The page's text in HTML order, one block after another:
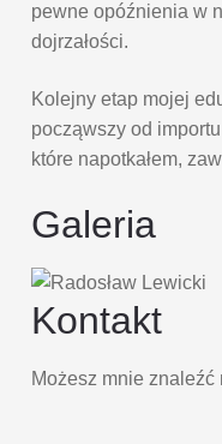
pewne opóźnienia w
dojrzałości.
Kolejny etap mojej
począwszy od
które napotkałem,
Galeria
Kontakt
Możesz mnie znaleźć